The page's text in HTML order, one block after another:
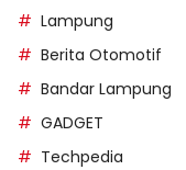
Lampung
Berita Otomotif
Bandar Lampung
GADGET
Techpedia